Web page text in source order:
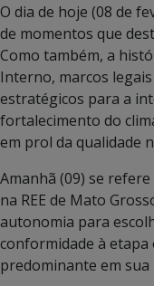
O dia de hoje (08 de
de momentos que
Como também, a
Interno, marcos
estratégicos para a
fortalecimento do
em prol da qualidade
Amanhã (09) se
na REE de Mato
autonomia para
conformidade à etapa
predominante em sua